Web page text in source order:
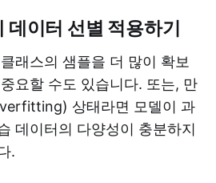
이터 선별 적용하기
래스의 샘플을 더 많이 확보
요할 수도 있습니다. 또는, 만
상태라면 모델이 과
데이터의 다양성이 충분하지
.